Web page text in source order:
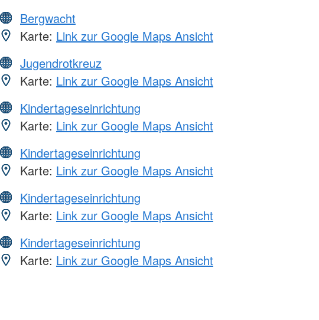
Bergwacht
Karte: Link zur Google Maps Ansicht
Jugendrotkreuz
Karte: Link zur Google Maps Ansicht
Kindertageseinrichtung
Karte: Link zur Google Maps Ansicht
Kindertageseinrichtung
Karte: Link zur Google Maps Ansicht
Kindertageseinrichtung
Karte: Link zur Google Maps Ansicht
Kindertageseinrichtung
Karte: Link zur Google Maps Ansicht